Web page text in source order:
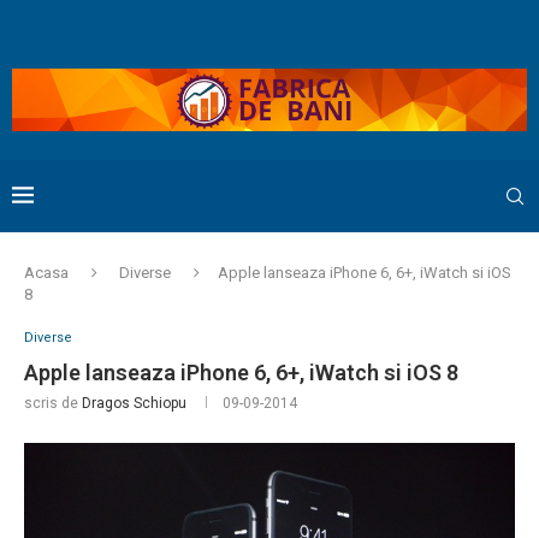
Acasa Diverse
Apple lanseaza iPhone 6, 6+, iWatch si iOS
8
Diverse
Apple lanseaza iPhone 6, 6+, iWatch si iOS 8
scris de Dragos Schiopu 09-09-2014